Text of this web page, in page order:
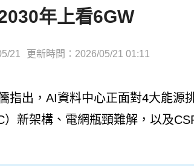
年上看6GW
21 更新時間：2026/05/21 01:11
指出，AI資料中心正面對4大能源
新架構、電網瓶頸難解，以及